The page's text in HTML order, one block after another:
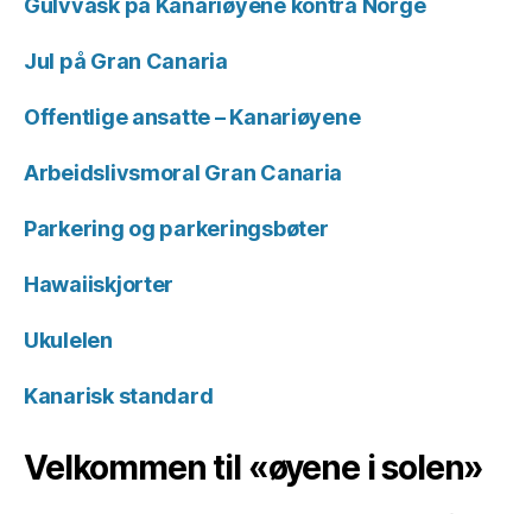
Gulvvask på Kanariøyene kontra Norge
Jul på Gran Canaria
Offentlige ansatte – Kanariøyene
Arbeidslivsmoral Gran Canaria
Parkering og parkeringsbøter
Hawaiiskjorter
Ukulelen
Kanarisk standard
Velkommen til «øyene i solen»